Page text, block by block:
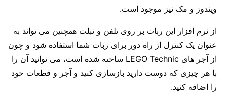
ویندوز و مک نیز موجود است.
از نرم افزار این ربات بر روی تلفن و تبلت همچنین می تواند به
عنوان یک کنترل از راه دور برای ربات شما استفاده شود و چون
از آجر های LEGO Technic ساخته شده است، می توانید آن را
با هر چیزی که دوست دارید بازسازی کنید و آجر و قطعات خود
را اضافه کنید.